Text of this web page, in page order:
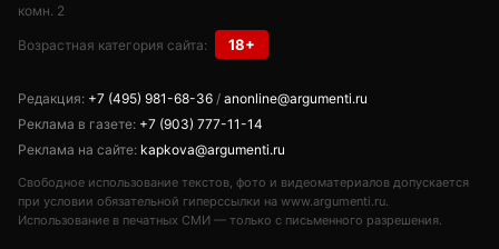
комн. 2
Возрастная категория сайта: 18+
Редакция: +7 (495) 981-68-36 / anonline@argumenti.ru
Реклама в газете: +7 (903) 777-11-14
Реклама на сайте: kapkova@argumenti.ru
Свободное использование текстов, фото и видеоматериалов допускается
при условии обязательной гиперссылки на www.argumenti.ru.
Использование в печатных СМИ — только с письменного разрешения.